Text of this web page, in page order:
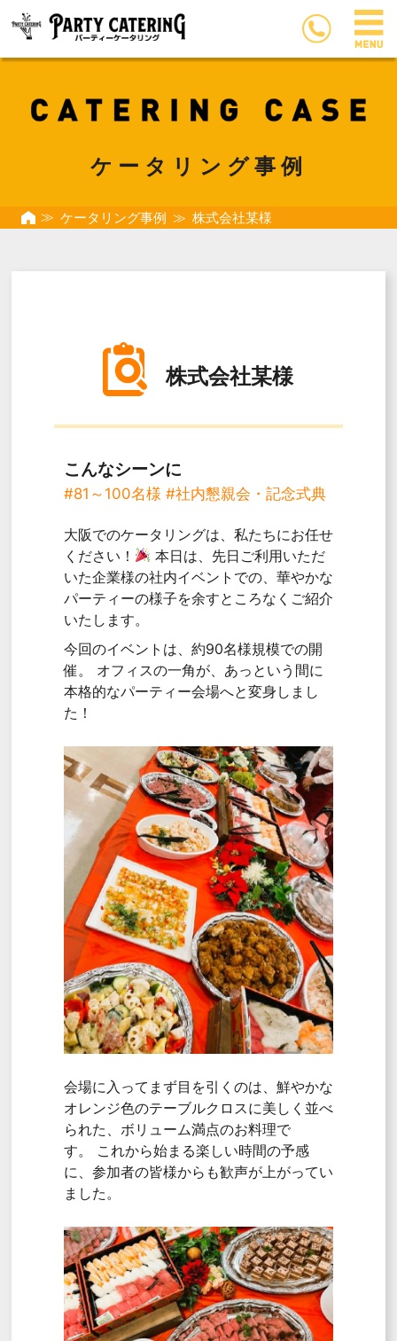
ケータリング事例
ケータリング事例 株式会社某様
株式会社某様
こんなシーンに
#81～100名様 #社内懇親会・記念式典
大阪でのケータリングは、 私たちにお任せ
ください！
本日は、 先日ご利用いただ
いた企業様の社内イベントでの、 華やかな
パーティーの様子を余すところなくご紹介
いたします。
今回のイベントは、 約90名様規模での開
催。
オフィスの一角が、 あっという間に
本格的なパーティー会場へと変身しまし
た！
会場に入ってまず目を引くのは、 鮮やかな
オレンジ色のテーブルクロスに美しく並べ
られた、 ボリューム満点のお料理で
す。
これから始まる楽しい時間の予感
に、 参加者の皆様からも歓声が上がってい
ました。